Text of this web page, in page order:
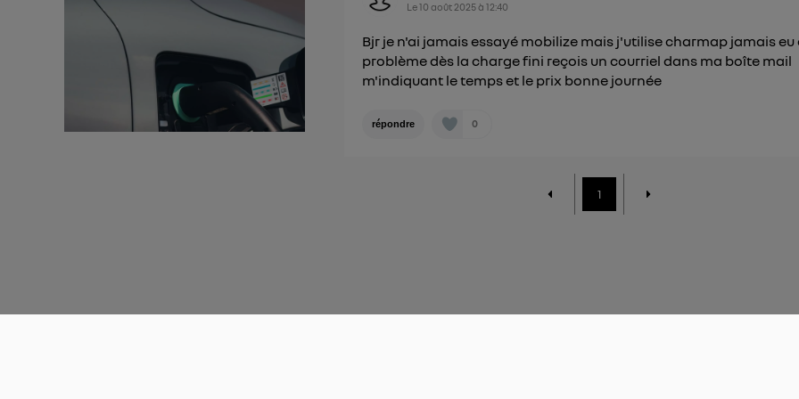
Le10 août 2025à12:40
Bjr je n'ai jamais essayé mobilize mais j'utilise charmap jamais eu
problème dès la charge fini reçois un courriel dans ma boîte mail
m'indiquant le temps et le prix bonne journée
répondre 0
1